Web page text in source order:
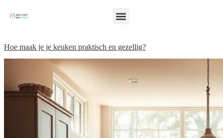
Hoe maak je je keuken praktisch en gezellig?